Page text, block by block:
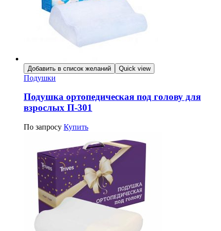
Добавить в список желаний Quick view
Подушки
Подушка ортопедическая под голову для
взрослых П-301
По запросу Купить